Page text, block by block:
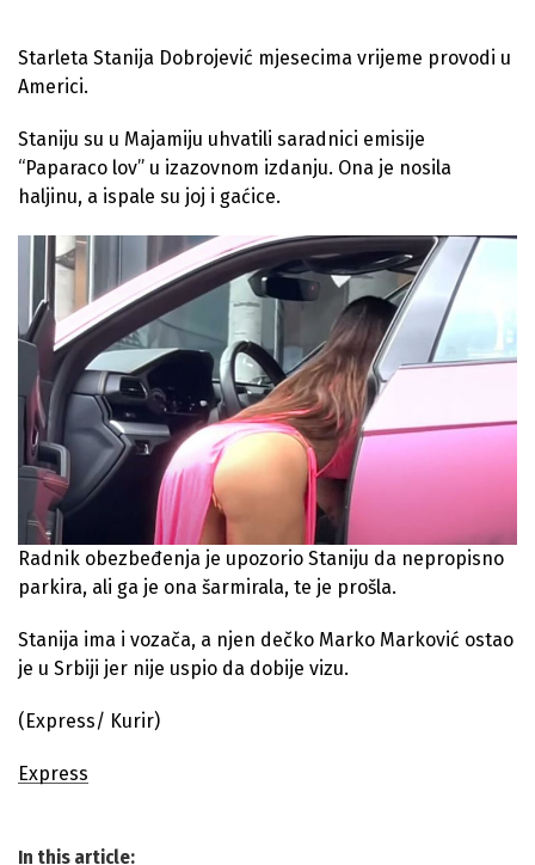
Starleta Stanija Dobrojević mjesecima vrijeme provodi u
Americi.
Staniju su u Majamiju uhvatili saradnici emisije
“Paparaco lov” u izazovnom izdanju. Ona je nosila
haljinu, a ispale su joj i gaćice.
Radnik obezbeđenja je upozorio Staniju da nepropisno
parkira, ali ga je ona šarmirala, te je prošla.
Stanija ima i vozača, a njen dečko Marko Marković ostao
je u Srbiji jer nije uspio da dobije vizu.
(Express/ Kurir)
Express
In this article: